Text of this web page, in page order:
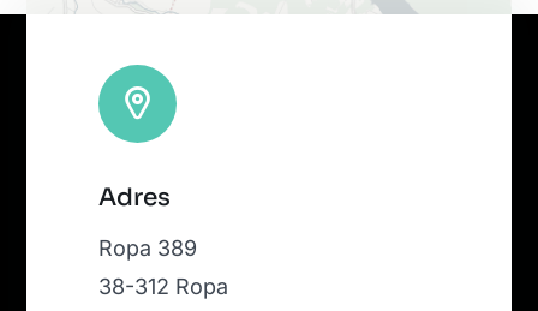
|Map tiles by
OpenStreetMap, under ODbL.
Adres
Ropa 389
38-312 Ropa